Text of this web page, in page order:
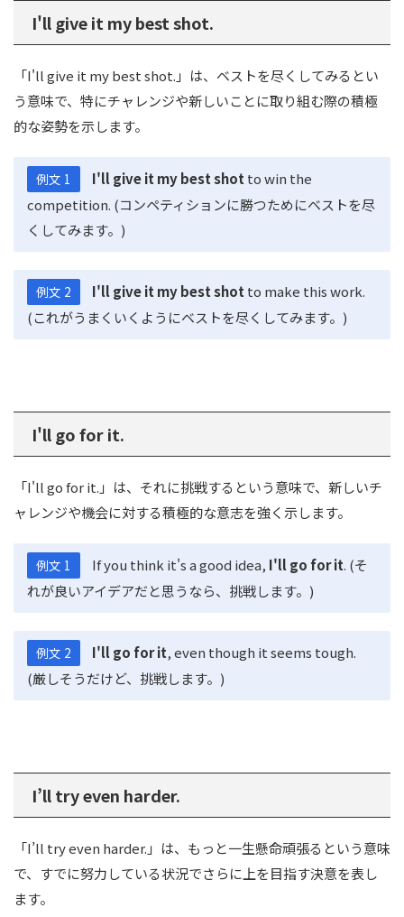
I'll give it my best shot.
「I'll give it my best shot.」は、ベストを尽くしてみるとい
う意味で、特にチャレンジや新しいことに取り組む際の積極
的な姿勢を示します。
例文 1 I'll give it my best shot to win the
competition. (コンペティションに勝つためにベストを尽
くしてみます。)
例文 2 I'll give it my best shot to make this work.
(これがうまくいくようにベストを尽くしてみます。)
I'll go for it.
「I'll go for it.」は、それに挑戦するという意味で、新しいチ
ャレンジや機会に対する積極的な意志を強く示します。
例文 1 If you think it's a good idea, I'll go for it. (そ
れが良いアイデアだと思うなら、挑戦します。)
例文 2 I'll go for it, even though it seems tough.
(厳しそうだけど、挑戦します。)
I’ll try even harder.
「I’ll try even harder.」は、もっと一生懸命頑張るという意味
で、すでに努力している状況でさらに上を目指す決意を表し
ます。